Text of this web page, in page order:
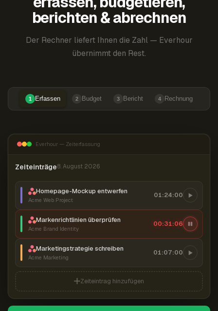
berichten & abrechnen
Der Rechner liefert Ihnen die Zahl — Everhour
übernimmt den Rest.
1 Erfassen 2 Budget 3 Bericht 4 Rechnung
Everhour — Zeiterfassung
Zeiteinträge8. August 2026
Homepage-Mockup entwerfen
Acme Web Project
01:24:00
Markenrichtlinien überprüfen
Acme Brand Identity
00:31:07
Marketingstrategie schreiben
Acme Marketing
01:07:00
Zeiteintrag hinzufügen